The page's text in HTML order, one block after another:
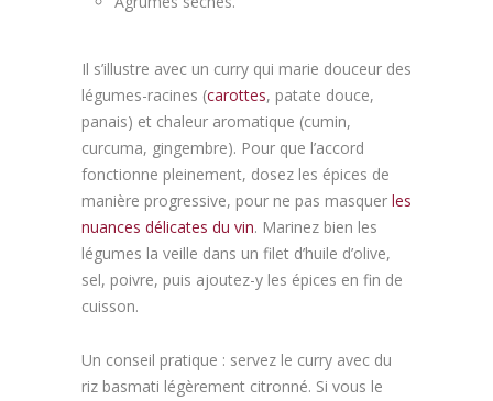
Il s’illustre avec un curry qui marie douceur des
légumes-racines (carottes, patate douce,
panais) et chaleur aromatique (cumin,
curcuma, gingembre). Pour que l’accord
fonctionne pleinement, dosez les épices de
manière progressive, pour ne pas masquer les
nuances délicates du vin. Marinez bien les
légumes la veille dans un filet d’huile d’olive,
sel, poivre, puis ajoutez-y les épices en fin de
cuisson.
Un conseil pratique : servez le curry avec du
riz basmati légèrement citronné. Si vous le